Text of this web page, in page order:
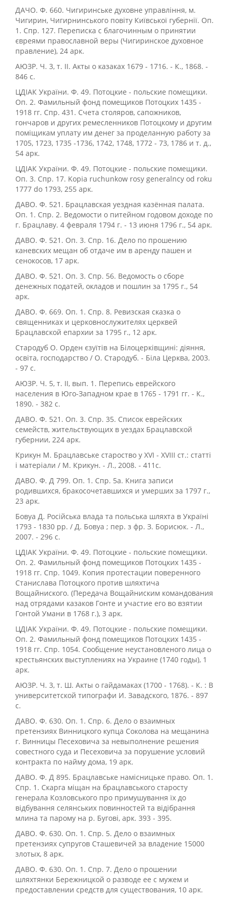
ДАЧО. Ф. 660. Чигиринське духовне управління, м.
Чигирин, Чигирнинського повіту Київської губернії. Оп.
1. Спр. 127. Переписка с благочинным о принятии
євреями православной веры (Чигиринское духовное
правление), 24 арк.
АЮЗР. Ч. 3, т. ІІ. Акты о казаках 1679 - 1716. - К., 1868. -
846 с.
ЦДІАК України. Ф. 49. Потоцкие - польские помещики.
Оп. 2. Фамильный фонд помещиков Потоцких 1435 -
1918 гг. Спр. 431. Счета столяров, сапожников,
гончаров и других ремесленников Потоцкому и другим
поміщикам уплату им денег за проделанную работу за
1705, 1723, 1735 -1736, 1742, 1748, 1772 - 73, 1786 и т. д.,
54 арк.
ЦДІАК України. Ф. 49. Потоцкие - польские помещики.
Оп. 3. Спр. 17. Kopia ruchunkow rosy generalncy od roku
1777 do 1793, 255 арк.
ДАВО. Ф. 521. Брацлавская уездная казённая палата.
Оп. 1. Спр. 2. Ведомости о питейном годовом доходе по
г. Брацлаву. 4 февраля 1794 г. - 13 июня 1796 г., 54 арк.
ДАВО. Ф. 521. Оп. 3. Спр. 16. Дело по прошению
каневских мещан об отдаче им в аренду пашен и
сенокосов, 17 арк.
ДАВО. Ф. 521. Оп. 3. Спр. 56. Ведомость о сборе
денежных податей, окладов и пошлин за 1795 г., 54
арк.
ДАВО. Ф. 669. Оп. 1. Спр. 8. Ревизская сказка о
священниках и церковнослужителях церквей
Брацлавской епархии за 1795 г., 12 арк.
Стародуб О. Орден єзуїтів на Білоцерківщині: діяння,
освіта, господарство / О. Стародуб. - Біла Церква, 2003.
- 97 с.
АЮЗР. Ч. 5, т. ІІ, вып. 1. Перепись еврейского
населения в Юго-Западном крае в 1765 - 1791 гг. - К.,
1890. - 382 с.
ДАВО. Ф. 521. Оп. 3. Спр. 35. Список еврейских
семейств, жительствующих в уездах Брацлавской
губернии, 224 арк.
Крикун М. Брацлавське староство у XVI - XVIII ст.: статті
і матеріали / М. Крикун. - Л., 2008. - 411с.
ДАВО. Ф. Д 799. Оп. 1. Спр. 5а. Книга записи
родившихся, бракосочетавшихся и умерших за 1797 г.,
23 арк.
Бовуа Д. Російська влада та польська шляхта в Україні
1793 - 1830 рр. / Д. Бовуа ; пер. з фр. З. Борисюк. - Л.,
2007. - 296 с.
ЦДІАК України. Ф. 49. Потоцкие - польские помещики.
Оп. 2. Фамильный фонд помещиков Потоцких 1435 -
1918 гг. Спр. 1049. Копия протестации поверенного
Станислава Потоцкого против шляхтича
Вощайниского. (Передача Вощайниским командования
над отрядами казаков Гонте и участие его во взятии
Гонтой Умани в 1768 г.), 3 арк.
ЦДІАК України. Ф. 49. Потоцкие - польские помещики.
Оп. 2. Фамильный фонд помещиков Потоцких 1435 -
1918 гг. Спр. 1054. Сообщение неустановленого лица о
крестьянских выступлениях на Украине (1740 годы), 1
арк.
АЮЗР. Ч. 3, т. Ш. Акты о гайдамаках (1700 - 1768). - К. : В
университетской типографи И. Завадского, 1876. - 897
с.
ДАВО. Ф. 630. Оп. 1. Спр. 6. Дело о взаимных
претензиях Винницкого купца Соколова на мещанина
г. Винницы Песеховича за невыполнение решения
совестного суда и Песеховича за порушение условий
контракта по найму дома, 19 арк.
ДАВО. Ф. Д 895. Брацлавське намісницьке право. Оп. 1.
Спр. 1. Скарга міщан на брацлавського старосту
генерала Козловського про примушування їх до
відбування селянських повинностей та відібрання
млина та парому на р. Бугові, арк. 393 - 395.
ДАВО. Ф. 630. Оп. 1. Спр. 5. Дело о взаимных
претензиях супругов Сташевичей за владение 15000
злотых, 8 арк.
ДАВО. Ф. 630. Оп. 1. Спр. 7. Дело о прошении
шляхтянки Бережницкой о разводе ее с мужем и
предоставлении средств для существования, 10 арк.